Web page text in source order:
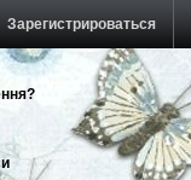
Зарегистрироваться